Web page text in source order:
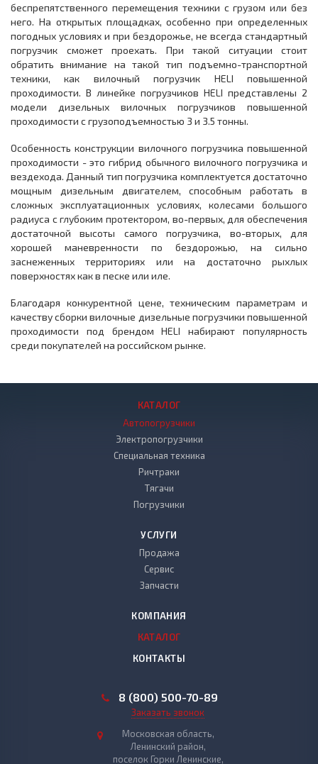
беспрепятственного перемещения техники с грузом или без
него. На открытых площадках, особенно при определенных
погодных условиях и при бездорожье, не всегда стандартный
погрузчик сможет проехать. При такой ситуации стоит
обратить внимание на такой тип подъемно-транспортной
техники, как вилочный погрузчик HELI повышенной
проходимости. В линейке погрузчиков HELI представлены 2
модели дизельных вилочных погрузчиков повышенной
проходимости c грузоподъемностью 3 и 3.5 тонны.
Особенность конструкции вилочного погрузчика повышенной
проходимости - это гибрид обычного вилочного погрузчика и
вездехода. Данный тип погрузчика комплектуется достаточно
мощным дизельным двигателем, способным работать в
сложных эксплуатационных условиях, колесами большого
радиуса с глубоким протектором, во-первых, для обеспечения
достаточной высоты самого погрузчика, во-вторых, для
хорошей маневренности по бездорожью, на сильно
заснеженных территориях или на достаточно рыхлых
поверхностях как в песке или иле.
Благодаря конкурентной цене, техническим параметрам и
качеству сборки вилочные дизельные погрузчики повышенной
проходимости под брендом HELI набирают популярность
среди покупателей на российском рынке.
КАТАЛОГ
Автопогрузчики
Электропогрузчики
Специальная техника
Ричтраки
Тягачи
Погрузчики
УСЛУГИ
Продажа
Сервис
Запчасти
КОМПАНИЯ
КАТАЛОГ
КОНТАКТЫ
8 (800) 500-70-89
Заказать звонок
Московская область,
Ленинский район,
поселок Горки Ленинские,